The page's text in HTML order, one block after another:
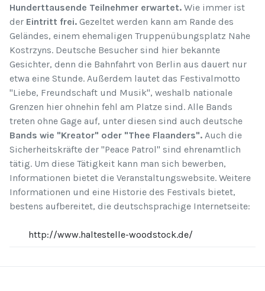
Hunderttausende Teilnehmer erwartet. Wie immer ist
der Eintritt frei. Gezeltet werden kann am Rande des
Geländes, einem ehemaligen Truppenübungsplatz Nahe
Kostrzyns. Deutsche Besucher sind hier bekannte
Gesichter, denn die Bahnfahrt von Berlin aus dauert nur
etwa eine Stunde. Außerdem lautet das Festivalmotto
"Liebe, Freundschaft und Musik", weshalb nationale
Grenzen hier ohnehin fehl am Platze sind. Alle Bands
treten ohne Gage auf, unter diesen sind auch deutsche
Bands wie "Kreator" oder "Thee Flaanders". Auch die
Sicherheitskräfte der "Peace Patrol" sind ehrenamtlich
tätig. Um diese Tätigkeit kann man sich bewerben,
Informationen bietet die Veranstaltungswebsite. Weitere
Informationen und eine Historie des Festivals bietet,
bestens aufbereitet, die deutschsprachige Internetseite:
http://www.haltestelle-woodstock.de/